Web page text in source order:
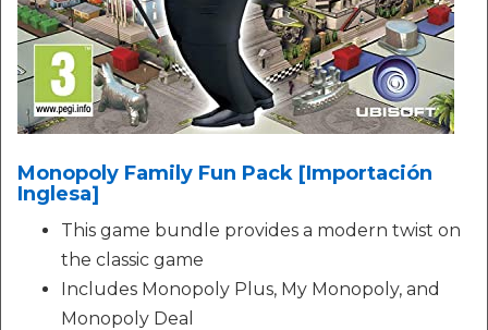
Monopoly Family Fun Pack [Importación
Inglesa]
This game bundle provides a modern twist on
the classic game
Includes Monopoly Plus, My Monopoly, and
Monopoly Deal